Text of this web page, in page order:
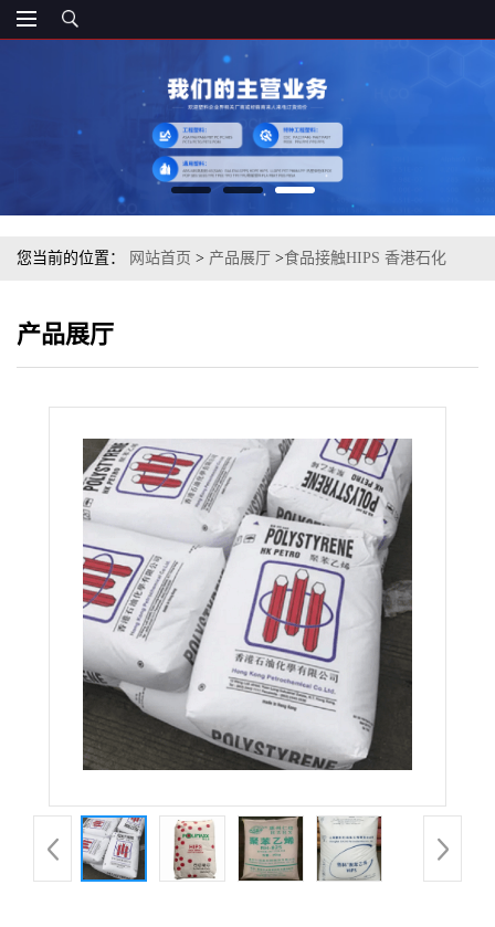
您当前的位置： 网站首页 > 产品展厅 >食品接触HIPS 香港石化
产品展厅